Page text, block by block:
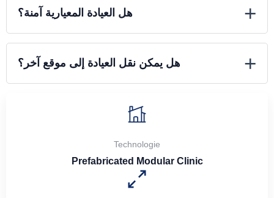
هل العيادة المعيارية آمنة؟ +
هل يمكن نقل العيادة إلى موقع آخر؟ +
Technologie
Prefabricated Modular Clinic